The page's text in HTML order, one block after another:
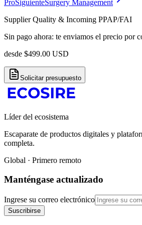
ProSiguienteSurgery Management
Supplier Quality & Incoming PPAP/FAI
Sin pago ahora: te enviamos el precio por
desde $499.00 USD
Solicitar presupuesto
Líder del ecosistema
Escaparate de productos digitales y
completa.
Global · Primero remoto
Manténgase actualizado
Ingrese su correo electrónico
Suscribirse